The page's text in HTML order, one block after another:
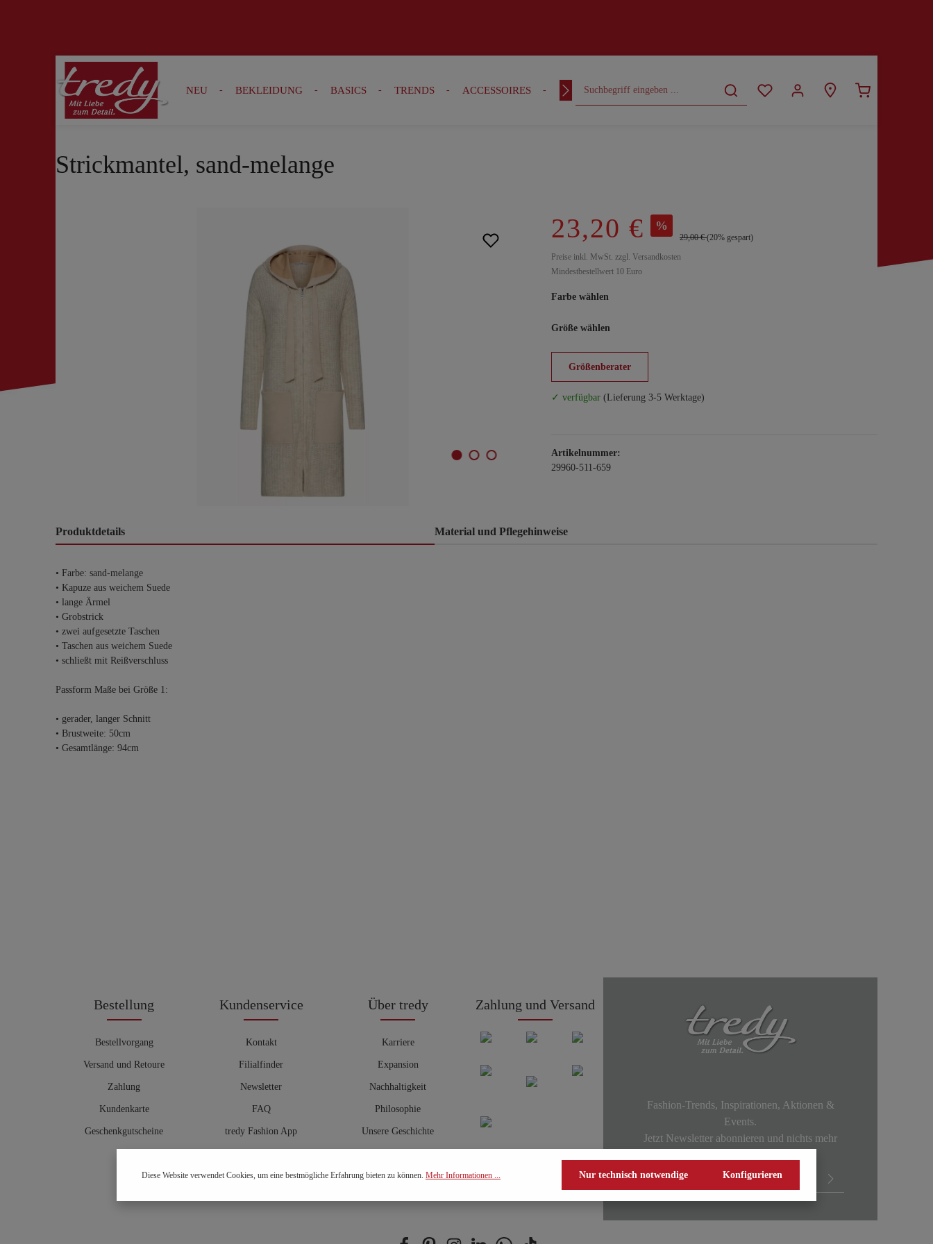
Zur Suche springen Zur Hauptnavigation springen
NEU BEKLEIDUNG BASICS TRENDS ACCESSOIRES OUTFITS CURVY
Strickmantel, sand-melange
23,20 € %
29,00 €(20% gespart)
Preise inkl. MwSt. zzgl. Versandkosten
Mindestbestellwert 10 Euro
Farbe wählen
Größe wählen
Größenberater
✓ verfügbar (Lieferung 3-5 Werktage)
Artikelnummer:
29960-511-659
Produktdetails Material und Pflegehinweise
• Farbe: sand-melange
• Kapuze aus weichem Suede
• lange Ärmel
• Grobstrick
• zwei aufgesetzte Taschen
• Taschen aus weichem Suede
• schließt mit Reißverschluss
Passform Maße bei Größe 1:
• gerader, langer Schnitt
• Brustweite: 50cm
• Gesamtlänge: 94cm
Bestellung
Bestellvorgang
Versand und Retoure
Zahlung
Kundenkarte
Geschenkgutscheine
Kundenservice
Kontakt
Filialfinder
Newsletter
FAQ
tredy Fashion App
Hosenberater
Über tredy
Karriere
Expansion
Nachhaltigkeit
Philosophie
Unsere Geschichte
Zahlung und Versand
Fashion-Trends, Inspirationen, Aktionen &
Events.
Jetzt Newsletter abonnieren und nichts mehr
Diese Website verwendet Cookies, um eine bestmögliche Erfahrung bieten zu können. Mehr Informationen ... Nur technisch notwendige Konfigurieren